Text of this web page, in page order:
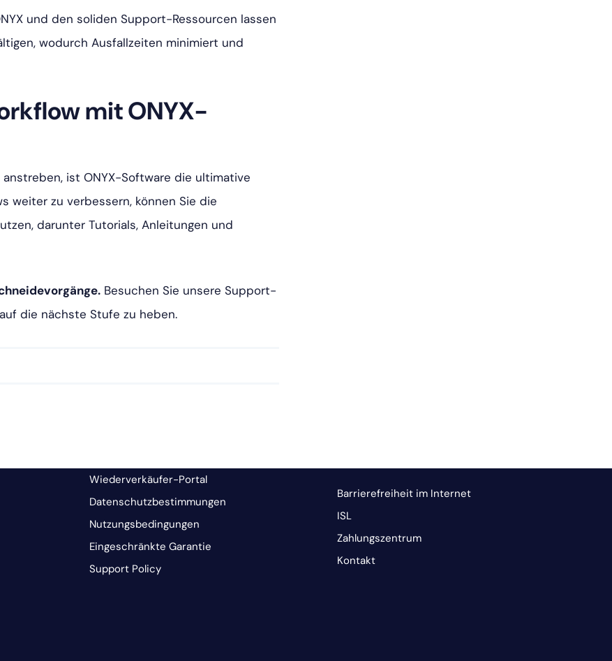
und den soliden Support-Ressourcen lassen
wodurch Ausfallzeiten minimiert und
mit ONYX-
ist ONYX-Software die ultimative
weiter zu verbessern, können Sie die
darunter Tutorials, Anleitungen und
Besuchen Sie unsere Support-
die nächste Stufe zu heben.
Wiederverkäufer-Portal
Datenschutzbestimmungen
Nutzungsbedingungen
Eingeschränkte Garantie
Support Policy
Barrierefreiheit im Internet
ISL
Zahlungszentrum
Kontakt